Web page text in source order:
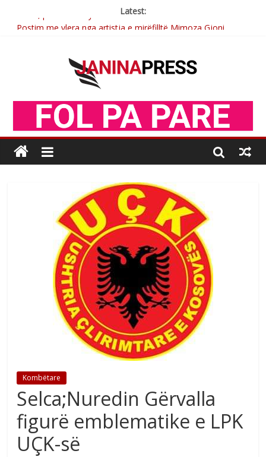
Latest:
Postim me vlera nga artistja e mirëfilltë Mimoza Gjoni
Brahim Çekaj njē veprimtar i respektuar i çeshtjës kombëtare
Sulm , pse të dua ty
Kombëtare
Selca;Nuredin Gërvalla
figurë emblematike e LPK
UÇK-së